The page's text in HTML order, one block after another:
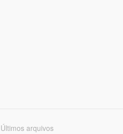
Últimos arquivos